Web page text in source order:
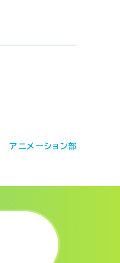
アニメーション部